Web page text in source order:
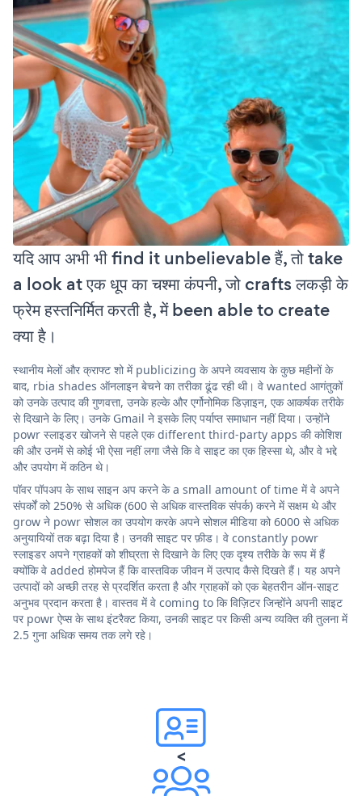
यदि आप अभी भी find it unbelievable हैं, तो take
a look at एक धूप का चश्मा कंपनी, जो crafts लकड़ी के
फ्रेम हस्तनिर्मित करती है, में been able to create
क्या है।
स्थानीय मेलों और क्राफ्ट शो में publicizing के अपने व्यवसाय के कुछ महीनों के
बाद, rbia shades ऑनलाइन बेचने का तरीका ढूंढ रही थी। वे wanted आगंतुकों
को उनके उत्पाद की गुणवत्ता, उनके हल्के और एर्गोनोमिक डिज़ाइन, एक आकर्षक तरीके
से दिखाने के लिए। उनके Gmail ने इसके लिए पर्याप्त समाधान नहीं दिया। उन्होंने
powr स्लाइडर खोजने से पहले एक different third-party apps की कोशिश
की और उनमें से कोई भी ऐसा नहीं लगा जैसे कि वे साइट का एक हिस्सा थे, और वे भद्दे
और उपयोग में कठिन थे।
पॉवर पॉपअप के साथ साइन अप करने के a small amount of time में वे अपने
संपर्कों को 250% से अधिक (600 से अधिक वास्तविक संपर्क) करने में सक्षम थे और
grow ने powr सोशल का उपयोग करके अपने सोशल मीडिया को 6000 से अधिक
अनुयायियों तक बढ़ा दिया है। उनकी साइट पर फ़ीड। वे constantly powr
स्लाइडर अपने ग्राहकों को शीघ्रता से दिखाने के लिए एक दृश्य तरीके के रूप में हैं
क्योंकि वे added होमपेज हैं कि वास्तविक जीवन में उत्पाद कैसे दिखते हैं। यह अपने
उत्पादों को अच्छी तरह से प्रदर्शित करता है और ग्राहकों को एक बेहतरीन ऑन-साइट
अनुभव प्रदान करता है। वास्तव में वे coming to कि विज़िटर जिन्होंने अपनी साइट
पर powr ऐप्स के साथ इंटरैक्ट किया, उनकी साइट पर किसी अन्य व्यक्ति की तुलना में
2.5 गुना अधिक समय तक लगे रहे।
<